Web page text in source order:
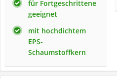
für Fortgeschrittene
geeignet
mit hochdichtem
EPS-
Schaumstoffkern